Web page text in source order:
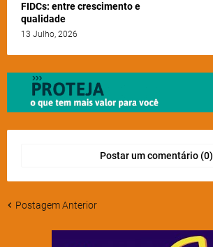
FIDCs: entre crescimento e
qualidade
13 Julho, 2026
Postar um comentário (0)
Postagem Anterior